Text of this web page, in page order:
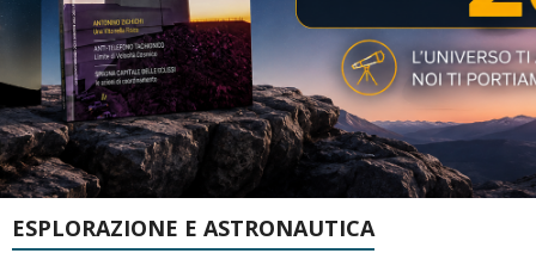
ESPLORAZIONE E ASTRONAUTICA